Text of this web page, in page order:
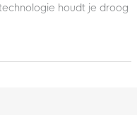
houdt je droog
Dames Blauw Wit.